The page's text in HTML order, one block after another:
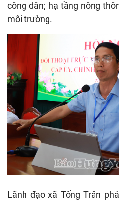
công dân; hạ tầng nông
môi trường.
Lãnh đạo xã Tống Trân